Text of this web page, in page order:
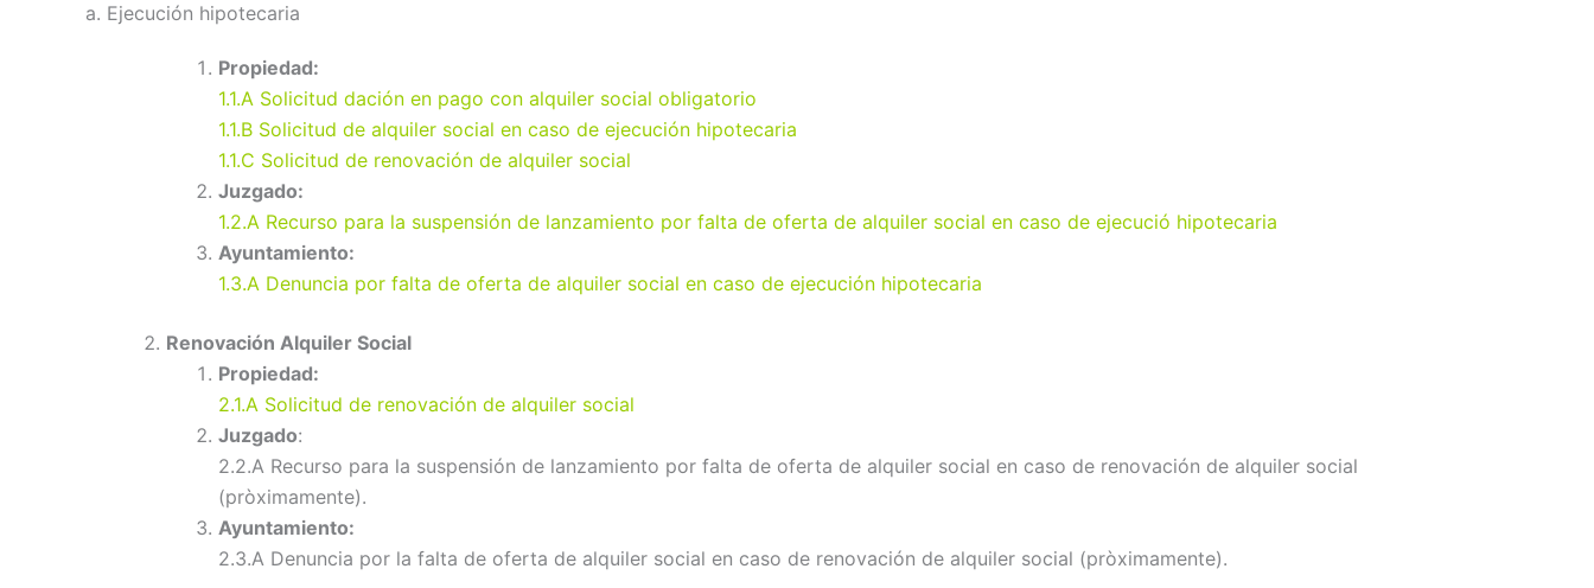
a. Ejecución hipotecaria
Propiedad:
1.1.A Solicitud dación en pago con alquiler social obligatorio
1.1.B Solicitud de alquiler social en caso de ejecución hipotecaria
1.1.C Solicitud de renovación de alquiler social
Juzgado:
1.2.A Recurso para la suspensión de lanzamiento por falta de oferta de alquiler social en caso de ejecució hipotecaria
Ayuntamiento:
1.3.A Denuncia por falta de oferta de alquiler social en caso de ejecución hipotecaria
Renovación Alquiler Social
Propiedad:
2.1.A Solicitud de renovación de alquiler social
Juzgado:
2.2.A Recurso para la suspensión de lanzamiento por falta de oferta de alquiler social en caso de renovación de alquiler social
(pròximamente).
Ayuntamiento:
2.3.A Denuncia por la falta de oferta de alquiler social en caso de renovación de alquiler social (pròximamente).